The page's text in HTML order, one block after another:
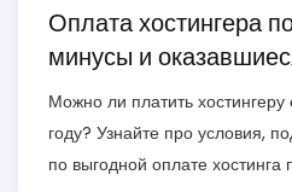
Оплата хостингера
минусы и
Можно ли платить
году? Узнайте про условия,
по выгодной оплате хостинга